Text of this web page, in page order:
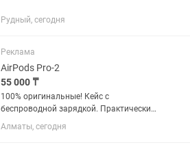
Рудный, сегодня
Реклама
AirPods Pro-2
55 000 ₸
100% оригинальные! Кейс с
беспроводной зарядкой. Практически
новые наушники! Полный комплект!
Причина продажи - подарили новые
Алматы, сегодня